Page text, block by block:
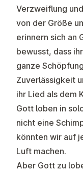
Verzweiflung
von der Größe
erinnern sich an
bewusst, dass
ganze
Zuverlässigkeit
ihr Lied als dem
Gott loben in
nicht eine
könnten wir auf
Luft machen.
Aber Gott zu